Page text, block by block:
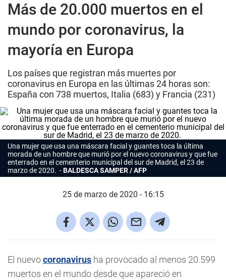
Más de 20.000 muertos en el
mundo por coronavirus, la
mayoría en Europa
Los países que registran más muertes por
coronavirus en Europa en las últimas 24 horas son:
España con 738 muertos, Italia (683) y Francia (231)
Una mujer que usa una máscara facial y guantes toca la última
morada de un hombre que murió por el nuevo coronavirus y que fue
enterrado en el cementerio municipal del sur de Madrid, el 23 de
marzo de 2020.
BALDESCA SAMPER / AFP
25 de marzo de 2020 - 16:15
El nuevocoronavirus ha provocado al menos 20.599
muertos en el mundo desde que apareció en